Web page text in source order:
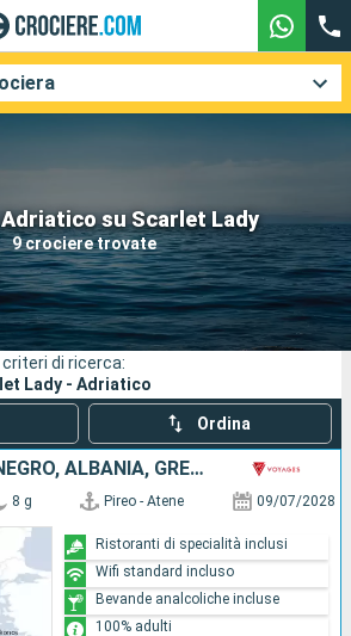
su Scarlet Lady
9 crociere trovate
Compagnie
Ricerca
criteri di ricerca:
Lady - Adriatico
Ordina
CROAZIA, MONTENEGRO, ALBANIA, GRECIA
8 g Pireo - Atene 09/07/2028
Ristoranti di specialità inclusi
Wifi standard incluso
Bevande analcoliche incluse
100% adulti